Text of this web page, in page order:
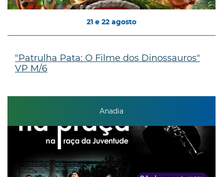
21 e 22 agosto
"Patrulha Pata: O Filme dos Dinossauros"
VP M/6
Anadia